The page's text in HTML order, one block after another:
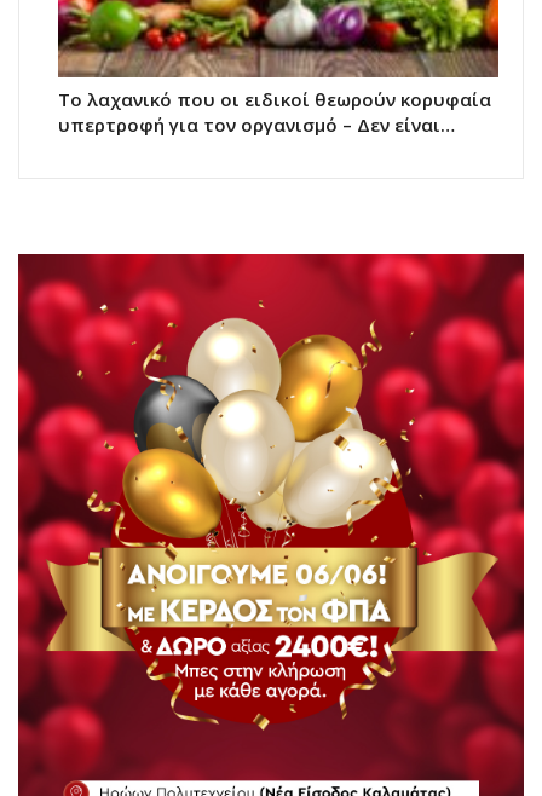
Το λαχανικό που οι ειδικοί θεωρούν κορυφαία
υπερτροφή για τον οργανισμό – Δεν είναι…